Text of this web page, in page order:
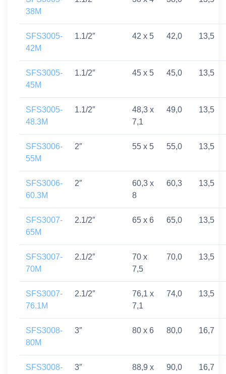
38M
SFS3005-
42M
1.1/2″ 42 x 5 42,0 13,5
SFS3005-
45M
1.1/2″ 45 x 5 45,0 13,5
SFS3005-
48.3M
1.1/2″
48,3 x
7,1
49,0 13,5
SFS3006-
55M
2″ 55 x 5 55,0 13,5
SFS3006-
60.3M
2″
60,3 x
8
60,3 13,5
SFS3007-
65M
2.1/2″ 65 x 6 65,0 13,5
SFS3007-
70M
2.1/2″
70 x
7,5
70,0 13,5
SFS3007-
76.1M
2.1/2″
76,1 x
7,1
74,0 13,5
SFS3008-
80M
3″ 80 x 6 80,0 16,7
SFS3008-
3″
88,9 x
90,0 16,7